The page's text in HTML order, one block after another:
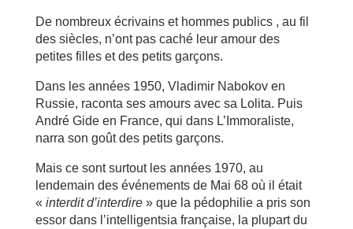
De nombreux écrivains et hommes publics , au fil
des siècles, n’ont pas caché leur amour des
petites filles et des petits garçons.
Dans les années 1950, Vladimir Nabokov en
Russie, raconta ses amours avec sa Lolita. Puis
André Gide en France, qui dans L’Immoraliste,
narra son goût des petits garçons.
Mais ce sont surtout les années 1970, au
lendemain des événements de Mai 68 où il était
« interdit d’interdire» que la pédophilie a pris son
essor dans l’intelligentsia française, la plupart du